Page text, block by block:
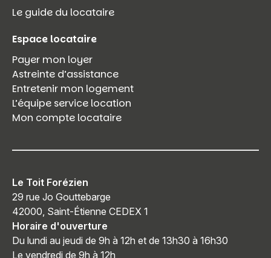
Le guide du locataire
Espace locataire
Payer mon loyer
Astreinte d’assistance
Entretenir mon logement
L’équipe service location
Mon compte locataire
Le Toit Forézien
29 rue Jo Gouttebarge
42000, Saint-Étienne CEDEX 1
Horaire d'ouverture
Du lundi au jeudi de 9h à 12h et de 13h30 à 16h30
Le vendredi de 9h à 12h